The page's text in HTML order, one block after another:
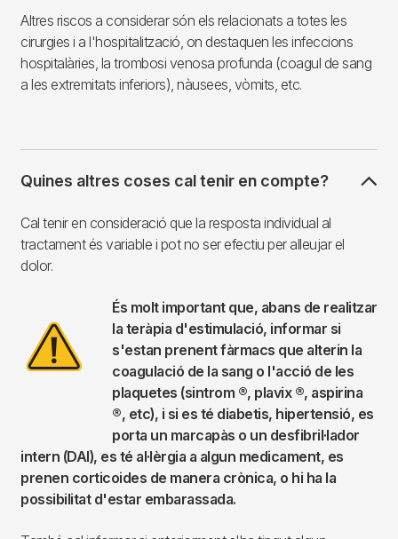
Altres riscos a considerar són els relacionats a totes les
cirurgies i a l'hospitalització, on destaquen les infeccions
hospitalàries, la trombosi venosa profunda (coagul de sang
a les extremitats inferiors), nàusees, vòmits, etc.
Quines altres coses cal tenir en compte?
Cal tenir en consideració que la resposta individual al
tractament és variable i pot no ser efectiu per alleujar el
dolor.
Imagen
És molt important que, abans de realitzar
la teràpia d'estimulació, informar si
s'estan prenent fàrmacs que alterin la
coagulació de la sang o l'acció de les
plaquetes (sintrom ®, plavix ®, aspirina
®, etc), i si es té diabetis, hipertensió, es
porta un marcapàs o un desfibril·lador
intern (DAI), es té al·lèrgia a algun medicament, es
prenen corticoides de manera crònica, o hi ha la
possibilitat d'estar embarassada.